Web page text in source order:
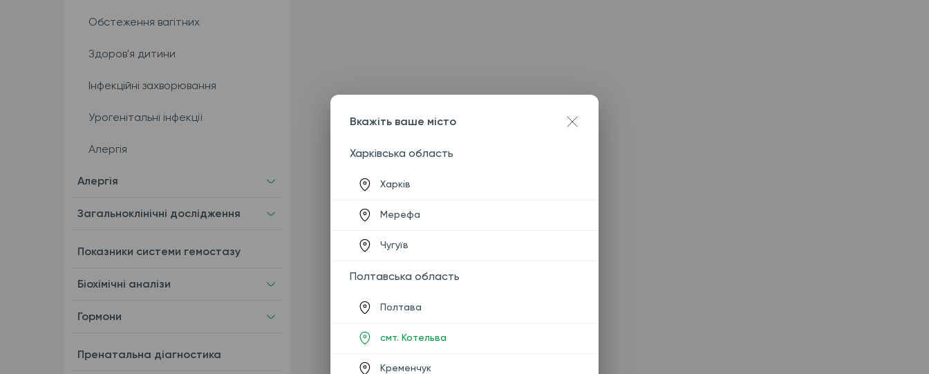
Обстеження вагітних
Здоров'я дитини
Інфекційні захворювання
Урогенітальні інфекції
Алергія
Алергія
Загальноклінічні дослідження
Показники системи гемостазу
Біохімічні аналізи
Гормони
Пренатальна діагностика
Вкажіть ваше місто
Харківська область
Харків
Мерефа
Чугуїв
Полтавська область
Полтава
смт. Котельва
Кременчук